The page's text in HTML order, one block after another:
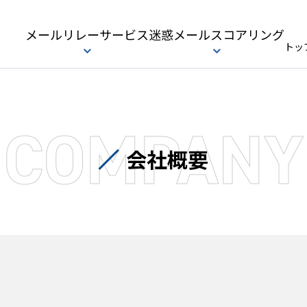
メールリレーサービス迷惑メールスコアリング
トッ
COMPANY
会社概要